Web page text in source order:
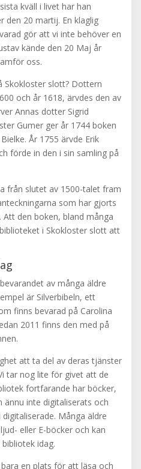
kväll i livet har han
den 20 martij. En klaglig
gör att vi inte behöver en
kände den 20 Maj år
oss.
Skokloster slott? Dottern
och år 1618, ärvdes den av
Annas dotter Sigrid
Gumer ger år 1744 boken
År 1755 ärvde Erik
förde in den i sin samling på
från slutet av 1500-talet fram
som har gjorts
Att den boken, bland många
i Skokloster slott att
av många äldre
är Silverbibeln, ett
finns bevarad på Carolina
2011 finns den med på
att ta del av deras tjänster
tar nog lite för givet att de
fortfarande har böcker,
inte digitaliserats och
Många äldre
eller E-böcker och kan
idag.
en plats för att läsa och